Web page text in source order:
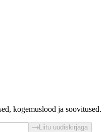
kogemuslood ja soovitused.
Liitu uudiskirjaga